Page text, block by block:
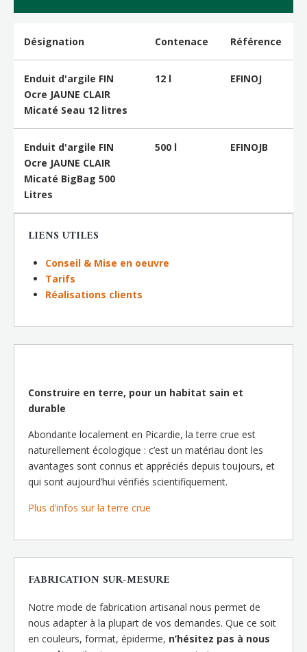
Désignation Contenace Référence
Enduit d'argile FIN
Ocre JAUNE CLAIR
Micaté Seau 12 litres
12 l EFINOJ
Enduit d'argile FIN
Ocre JAUNE CLAIR
Micaté BigBag 500
Litres
500 l EFINOJB
LIENS UTILES
Conseil & Mise en oeuvre
Tarifs
Réalisations clients
Construire en terre, pour un habitat sain et
durable
Abondante localement en Picardie, la terre crue est
naturellement écologique : c’est un matériau dont les
avantages sont connus et appréciés depuis toujours, et
qui sont aujourd’hui vérifiés scientifiquement.
Plus d’infos sur la terre crue
FABRICATION SUR-MESURE
Notre mode de fabrication artisanal nous permet de
nous adapter à la plupart de vos demandes. Que ce soit
en couleurs, format, épiderme, n’hésitez pas à nous